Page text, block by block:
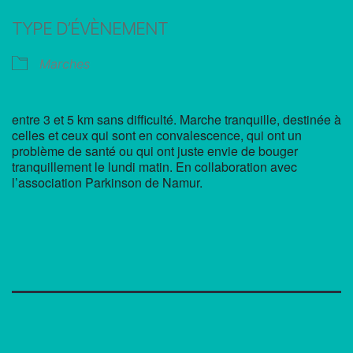
TYPE D’ÉVÈNEMENT
Marches
entre 3 et 5 km sans difficulté. Marche tranquille, destinée à
celles et ceux qui sont en convalescence, qui ont un
problème de santé ou qui ont juste envie de bouger
tranquillement le lundi matin. En collaboration avec
l’association Parkinson de Namur.